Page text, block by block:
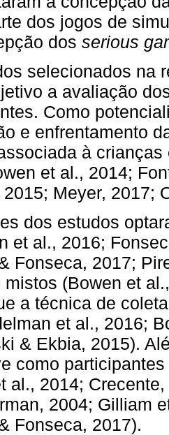
dos jogos de
dos serious
selecionados na
a avaliação
Como
e enfrentamento
à
et al., 2014;
Meyer, 2017;
dos estudos
et al., 2016;
Fonseca, 2017;
mistos (Bowen et
a técnica de
et al., 2016;
& Ekbia, 2015).
como
al., 2014;
2004; Gilliam
Fonseca, 2017).